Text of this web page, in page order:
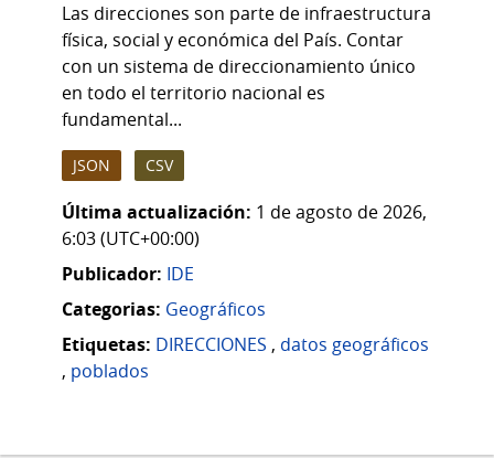
Las direcciones son parte de infraestructura
física, social y económica del País. Contar
con un sistema de direccionamiento único
en todo el territorio nacional es
fundamental...
JSON CSV
Última actualización: 1 de agosto de 2026,
6:03 (UTC+00:00)
Publicador: IDE
Categorias: Geográficos
Etiquetas: DIRECCIONES , datos geográficos
, poblados